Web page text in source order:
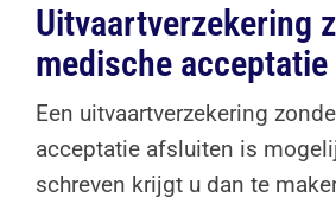
Uitvaartverzekering
medische acceptatie
Een uitvaartverzekering
acceptatie afsluiten is
schreven krijgt u dan te